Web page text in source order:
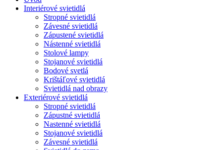
Interiérové svietidlá
Stropné svietidlá
Závesné svietidlá
Zápustené svietidlá
Nástenné svietidlá
Stolové lampy
Stojanové svietidlá
Bodové svetlá
Krištáľové svietidlá
Svietidlá nad obrazy
Exteriérové svietidlá
Stropné svietidlá
Zápustné svietidlá
Nastenné svietidlá
Stojanové svietidlá
Závesné svietidlá